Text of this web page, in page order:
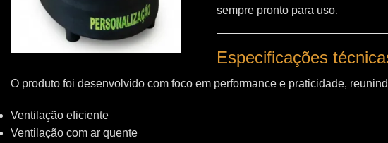
sempre pronto para uso.
Especificações
O produto foi desenvolvido com foco em performance e praticidade,
Ventilação eficiente
Ventilação com ar quente